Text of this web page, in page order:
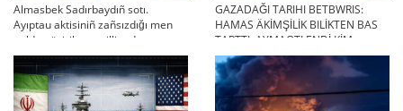
Almasbek Sadırbaydıñ sotı.
Ayıptau aktisiniñ zañsızdığı men
qoldan ösirilgen milliondar
GAZADAĞI TARIHI BETBWRIS:
HAMAS ÄKİMŞİLİK BILİKTEN BAS
TARTTI. AYMAQTI ENDİ KİM
BASQARADI?